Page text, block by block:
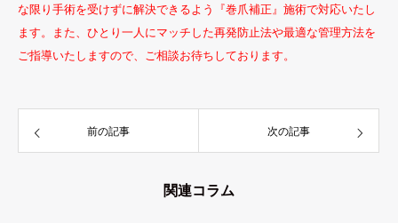
な限り手術を受けずに解決できるよう『巻爪補正』施術で対応いたし
ます。また、ひとり一人にマッチした再発防止法や最適な管理方法を
ご指導いたしますので、ご相談お待ちしております。
前の記事 次の記事
関連コラム